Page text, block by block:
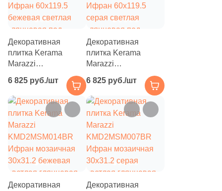
NSmosaic (3)
New Trend (17)
Pamesa Ceramica (37)
Paradyz (19
Pardis Ceram Pazh (
Peronda (18)
Petracers (21)
Plaza (14)
Декоративная
плитка Kerama
Marazzi
Ифран 60x119.5
бежевая светлая
глянцевая под
мрамор / с
орнаментом
6 825 руб./шт
Декоративная
плитка Kerama
Marazzi
Ифран 60x119.5
серая светлая
глянцевая под
мрамор / с
орнаментом
6 825 руб./шт
Декоративная
Декоративная